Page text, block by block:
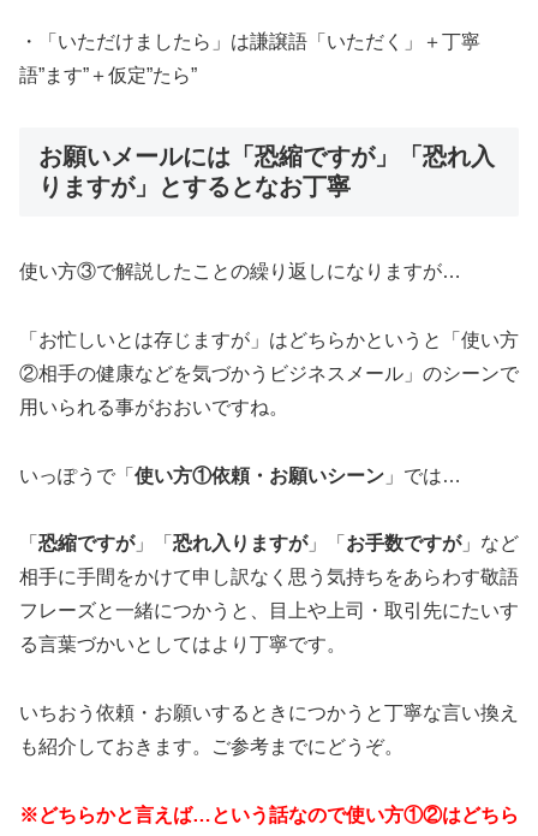
・「いただけましたら」は謙譲語「いただく」＋丁寧
語”ます”＋仮定”たら”
お願いメールには「恐縮ですが」「恐れ入
りますが」とするとなお丁寧
使い方③で解説したことの繰り返しになりますが…
「お忙しいとは存じますが」はどちらかというと「使い方
②相手の健康などを気づかうビジネスメール」のシーンで
用いられる事がおおいですね。
いっぽうで「 使い方①依頼・お願いシーン 」では…
「 恐縮ですが」「 恐れ入りますが」「 お手数ですが」など
相手に手間をかけて申し訳なく思う気持ちをあらわす敬語
フレーズと一緒につかうと、目上や上司・取引先にたいす
る言葉づかいとしてはより丁寧です。
いちおう依頼・お願いするときにつかうと丁寧な言い換え
も紹介しておきます。ご参考までにどうぞ。
※どちらかと言えば…という話なので使い方①②はどちら